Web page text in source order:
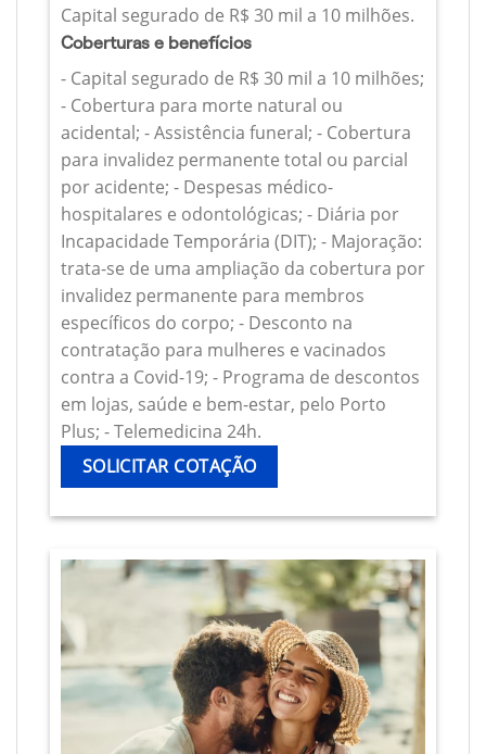
Capital segurado de R$ 30 mil a 10 milhões.
Coberturas e benefícios
- Capital segurado de R$ 30 mil a 10 milhões;
- Cobertura para morte natural ou
acidental; - Assistência funeral; - Cobertura
para invalidez permanente total ou parcial
por acidente; - Despesas médico-
hospitalares e odontológicas; - Diária por
Incapacidade Temporária (DIT); - Majoração:
trata-se de uma ampliação da cobertura por
invalidez permanente para membros
específicos do corpo; - Desconto na
contratação para mulheres e vacinados
contra a Covid-19; - Programa de descontos
em lojas, saúde e bem-estar, pelo Porto
Plus; - Telemedicina 24h.
SOLICITAR COTAÇÃO